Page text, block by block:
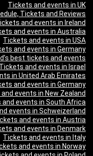
Tickets and events in UK
Tickets and Reviews
and events in Ireland
and events in Australia
Tickets and events in USA
and events in Germany
best tickets and events
and events in Israel
in United Arab Emirates
and events in Germany
events in New Zealand
events in South Africa
events in Schweizerland
and events in Austria
and events in Denmark
Tickets and events in Italy
and events in Norway